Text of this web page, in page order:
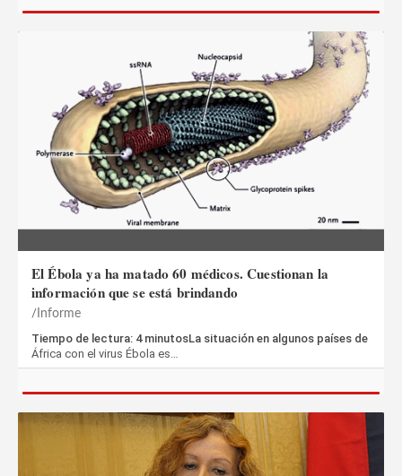
El Ébola ya ha matado 60 médicos. Cuestionan la
información que se está brindando
Informe
Tiempo de lectura: 4 minutosLa situación en algunos países de
África con el virus Ébola es…